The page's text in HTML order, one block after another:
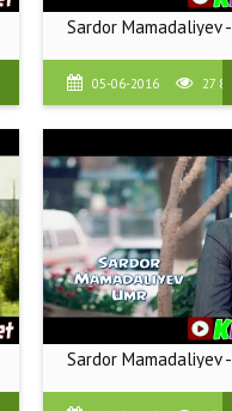
Sardor Mamadaliyev
05-06-2016 27 889
Sardor Mamadaliyev